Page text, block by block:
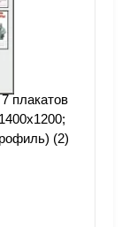
плакатов
(2)